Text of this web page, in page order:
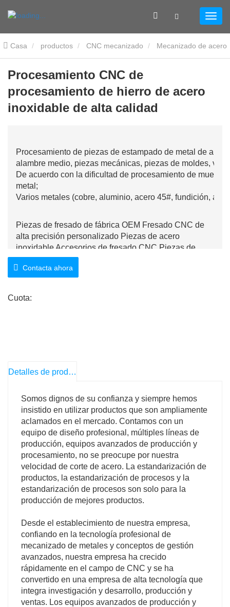
Casa productos CNC mecanizado Mecanizado de acero
Procesamiento CNC de procesamiento de hierro de acero
inoxidable de alta calidad
Procesamiento CNC de
procesamiento de hierro de acero
inoxidable de alta calidad
Procesamiento de piezas de estampado de metal de alta
alambre medio, piezas mecánicas, piezas de moldes,
De acuerdo con la dificultad de procesamiento de
metal;
Varios metales (cobre, aluminio, acero 45#, fundición,
Piezas de fresado de fábrica OEM Fresado CNC de
alta precisión personalizado Piezas de acero
inoxidable Accesorios de fresado CNC Piezas de
mecanizado CNC
Contacta ahora
Cuota:
Detalles de producto
Somos dignos de su confianza y siempre hemos
insistido en utilizar productos que son ampliamente
aclamados en el mercado. Contamos con un
equipo de diseño profesional, múltiples líneas de
producción, equipos avanzados de producción y
procesamiento, no se preocupe por nuestra
velocidad de corte de acero. La estandarización de
productos, la estandarización de procesos y la
estandarización de procesos son solo para la
producción de mejores productos.
Desde el establecimiento de nuestra empresa,
confiando en la tecnología profesional de
mecanizado de metales y conceptos de gestión
avanzados, nuestra empresa ha crecido
rápidamente en el campo de CNC y se ha
convertido en una empresa de alta tecnología que
integra investigación y desarrollo, producción y
ventas. Los equipos avanzados de producción y